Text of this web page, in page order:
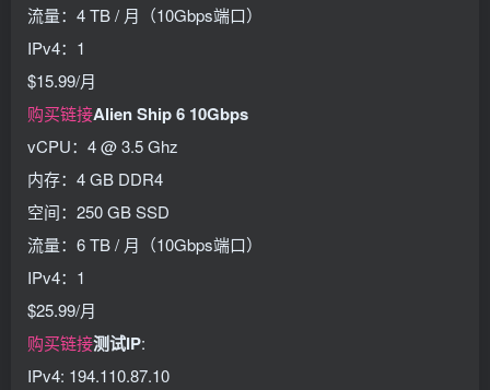
流量：4 TB / 月（10Gbps端口）
IPv4：1
$15.99/月
购买链接Alien Ship 6 10Gbps
vCPU：4 @ 3.5 Ghz
内存：4 GB DDR4
空间：250 GB SSD
流量：6 TB / 月（10Gbps端口）
IPv4：1
$25.99/月
购买链接测试IP:
IPv4: 194.110.87.10